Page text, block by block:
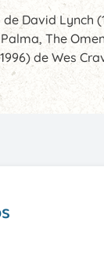
David Lynch
The
de Wes